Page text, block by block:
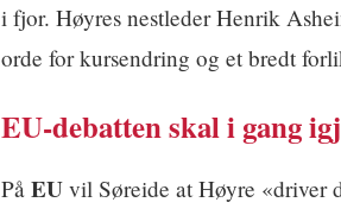
i fjor. Høyres nestleder Henrik
orde for kursendring og et bredt
EU-debatten skal i gang
På EU vil Søreide at Høyre «driver